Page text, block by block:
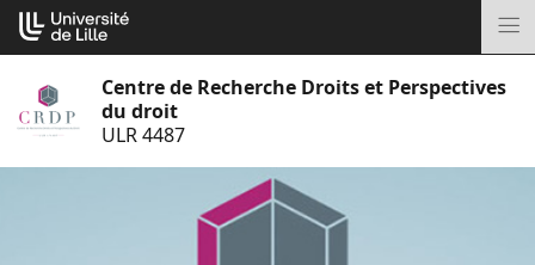
Aller
au
Centre de Recherche Droits et Perspectives
du droit
ULR 4487
Cookies management panel